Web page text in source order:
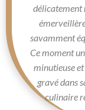
délicatement
savamment
Ce moment
minutieuse et
gravé dans
culinaire